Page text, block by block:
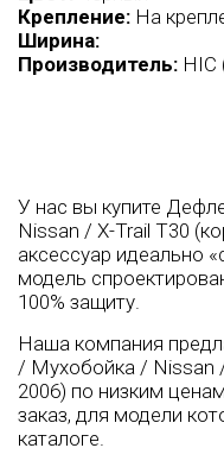
Крепление: На
Ширина:
Производитель: HIC
У нас вы купите
Nissan / X-Trail T30
аксессуар идеально
модель
100% защиту.
Наша компания
/ Мухобойка / Nissan /
2006) по низким
заказ, для модели
каталоге.